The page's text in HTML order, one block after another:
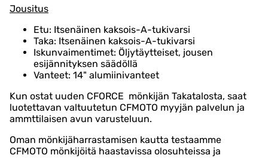
Jousitus
Etu: Itsenäinen kaksois-A-tukivarsi
Taka: Itsenäinen kaksois-A-tukivarsi
Iskunvaimentimet: Öljytäytteiset, jousen
esijännityksen säädöllä
Vanteet: 14" alumiinivanteet
Kun ostat uuden CFORCE mönkijän Takatalosta, saat
luotettavan valtuutetun CFMOTO myyjän palvelun ja
ammttilaisen avun varusteluun.
Oman mönkijäharrastamisen kautta testaamme
CFMOTO mönkijöitä haastavissa olosuhteissa ja